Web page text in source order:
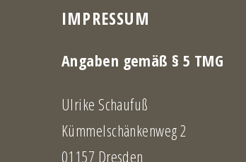
I
M
P
IMPRESSUM
Angaben gemäß § 5 TMG
Ulrike Schaufuß
Kümmelschänkenweg 2
01157 Dresden